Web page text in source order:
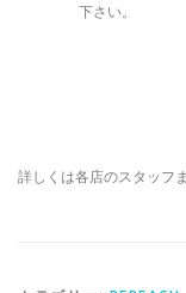
下さい。
詳しくは各店のスタッフ